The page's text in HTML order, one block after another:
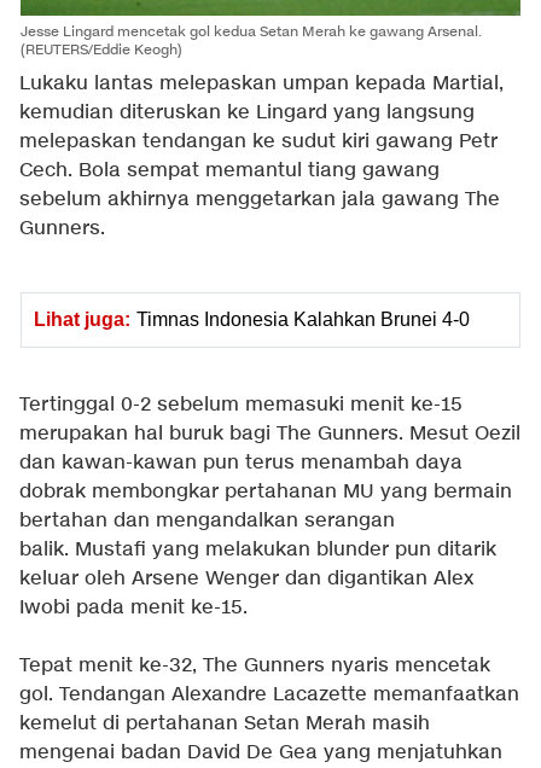
Jesse Lingard mencetak gol kedua Setan Merah ke gawang Arsenal.
(REUTERS/Eddie Keogh)
Lukaku lantas melepaskan umpan kepada Martial,
kemudian diteruskan ke Lingard yang langsung
melepaskan tendangan ke sudut kiri gawang Petr
Cech. Bola sempat memantul tiang gawang
sebelum akhirnya menggetarkan jala gawang The
Gunners.
Lihat juga: Timnas Indonesia Kalahkan Brunei 4-0
Tertinggal 0-2 sebelum memasuki menit ke-15
merupakan hal buruk bagi The Gunners. Mesut Oezil
dan kawan-kawan pun terus menambah daya
dobrak membongkar pertahanan MU yang bermain
bertahan dan mengandalkan serangan
balik. Mustafi yang melakukan blunder pun ditarik
keluar oleh Arsene Wenger dan digantikan Alex
Iwobi pada menit ke-15.
Tepat menit ke-32, The Gunners nyaris mencetak
gol. Tendangan Alexandre Lacazette memanfaatkan
kemelut di pertahanan Setan Merah masih
mengenai badan David De Gea yang menjatuhkan